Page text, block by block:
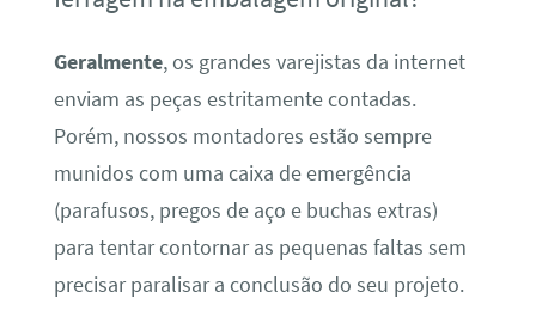
Geralmente, os grandes varejistas da internet
enviam as peças estritamente contadas.
Porém, nossos montadores estão sempre
munidos com uma caixa de emergência
(parafusos, pregos de aço e buchas extras)
para tentar contornar as pequenas faltas sem
precisar paralisar a conclusão do seu projeto.